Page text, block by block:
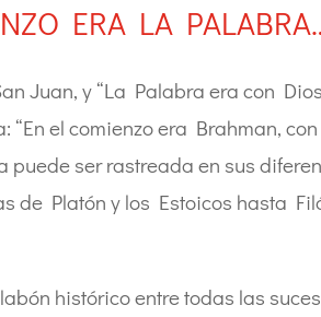
ERA LA
Juan, y “La Palabra era con
“En el comienzo era Brahman,
ser rastreada en sus
de Platón y los Estoicos hasta
histórico entre todas las